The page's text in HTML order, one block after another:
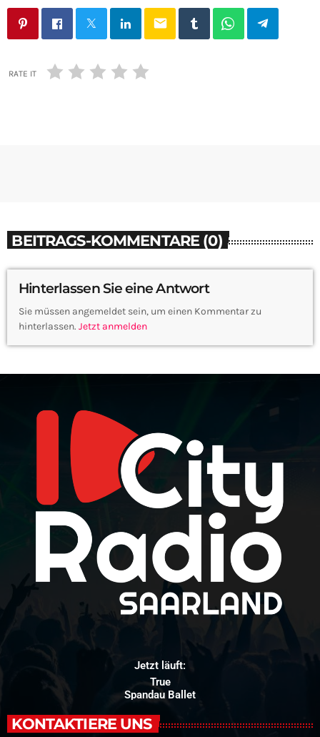
email
RATE IT
BEITRAGS-KOMMENTARE (0)
Hinterlassen Sie eine Antwort
Sie müssen angemeldet sein, um einen Kommentar zu
hinterlassen. Jetzt anmelden
Jetzt läuft:
True
Spandau Ballet
KONTAKTIERE UNS